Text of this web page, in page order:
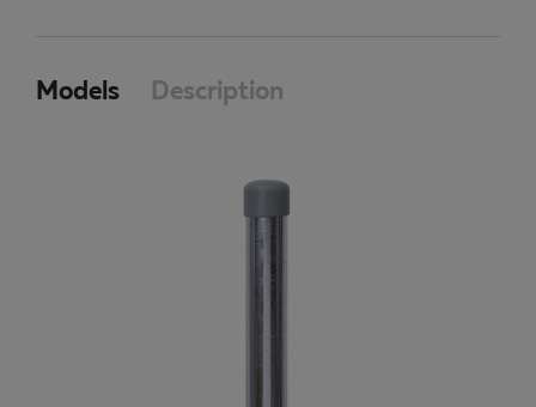
Models Description